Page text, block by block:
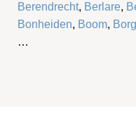
Berendrecht, Berlare,
Bonheiden, Boom,
…